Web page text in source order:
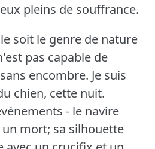
pleins de souffrance.
soit le genre de nature
pas capable de
encombre. Je suis
chien, cette nuit.
- le navire
mort; sa silhouette